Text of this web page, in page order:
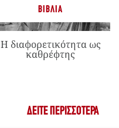
ΒΙΒΛΊΑ
Η διαφορετικότητα ως
καθρέφτης
ΔΕΊΤΕ ΠΕΡΙΣΣΌΤΕΡΑ